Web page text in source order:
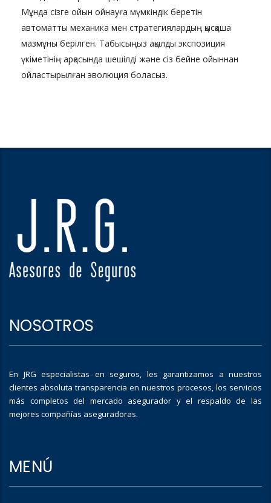
Мұнда сізге ойын ойнауға мүмкіндік беретін
автоматты механика мен стратегиялардың қысқаша
мазмұны берілген. Табысыңыз ақылды экспозиция
үкіметінің арқасында шешілді және сіз бейне ойыннан
ойластырылған эволюция боласыз.
NOSOTROS
En JRG especialistas en seguros, les garantizamos a nuestros
clientes absoluta transparencia en nuestros procesos, los servicios
más completos del mercado asegurador y el respaldo de las
mejores compañías aseguradoras.
MENÚ